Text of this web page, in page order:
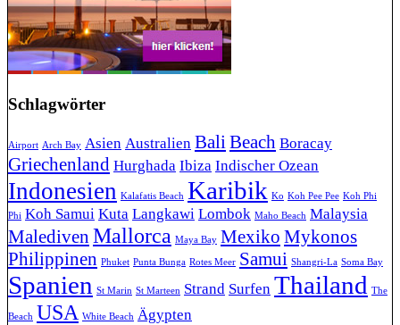
Schlagwörter
Airport Arch Bay Asien Australien BaliBeach Boracay
Griechenland Hurghada Ibiza Indischer Ozean
Indonesien Kalafatis Beach Karibik Ko Koh Pee Pee Koh Phi
Phi Koh Samui Kuta Langkawi Lombok Maho Beach Malaysia
Malediven Mallorca Maya Bay Mexiko Mykonos
Philippinen Phuket Punta Bunga Rotes Meer Samui Shangri-La Soma Bay
Spanien St Marin St Marteen Strand Surfen Thailand The
Beach USA White Beach Ägypten